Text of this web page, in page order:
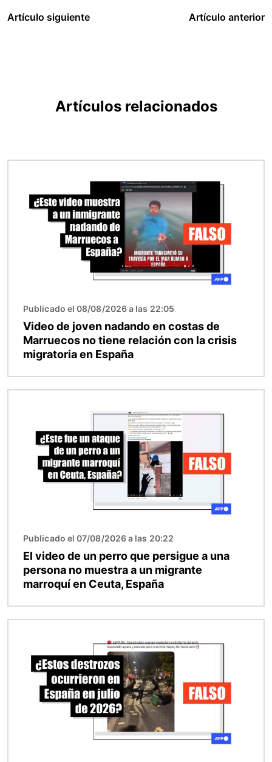
Artículo siguiente Artículo anterior
Artículos relacionados
Publicado el 08/08/2026 a las 22:05
Video de joven nadando en costas de
Marruecos no tiene relación con la crisis
migratoria en España
Publicado el 07/08/2026 a las 20:22
El video de un perro que persigue a una
persona no muestra a un migrante
marroquí en Ceuta, España